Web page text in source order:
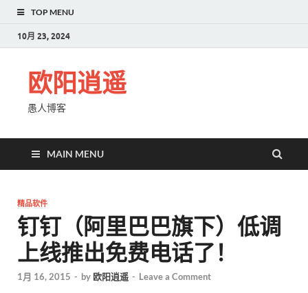
TOP MENU
10月 23, 2024
欧阳逍遥
愚人博客
MAIN MENU
精品软件
钉钉（阿里巴巴旗下）低调
上线推出免费电话了！
1月 16, 2015 - by 欧阳逍遥 - Leave a Comment